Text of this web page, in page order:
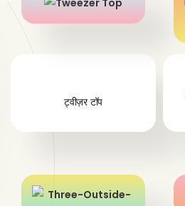
ट्वीज़र टॉप